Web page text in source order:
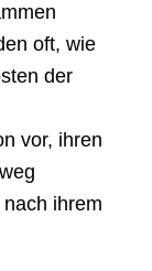
oft, wie
der
vor, ihren
ihrem